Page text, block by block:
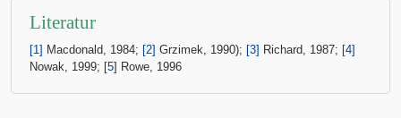
Literatur
[1] Macdonald, 1984; [2] Grzimek, 1990); [3] Richard, 1987; [4]
Nowak, 1999; [5] Rowe, 1996